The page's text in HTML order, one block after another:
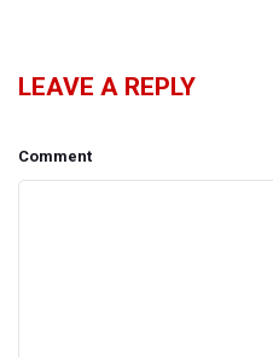
LEAVE A REPLY
Comment